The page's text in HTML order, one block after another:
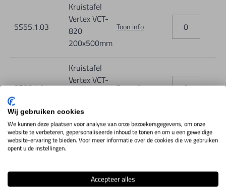
5S55.1.03
Kruistafel
Vertex VCT-
820
200x500mm
Toon info
5S55.1.04
Kruistafel
Vertex VCT-
Toon info
IN WINKELWAGEN
Wij gebruiken cookies
We kunnen deze plaatsen voor analyse van onze bezoekersgegevens, om onze
website te verbeteren, gepersonaliseerde inhoud te tonen en om u een geweldige
website-ervaring te bieden. Voor meer informatie over de cookies die we gebruiken
opent u de instellingen.
Accepteer alles